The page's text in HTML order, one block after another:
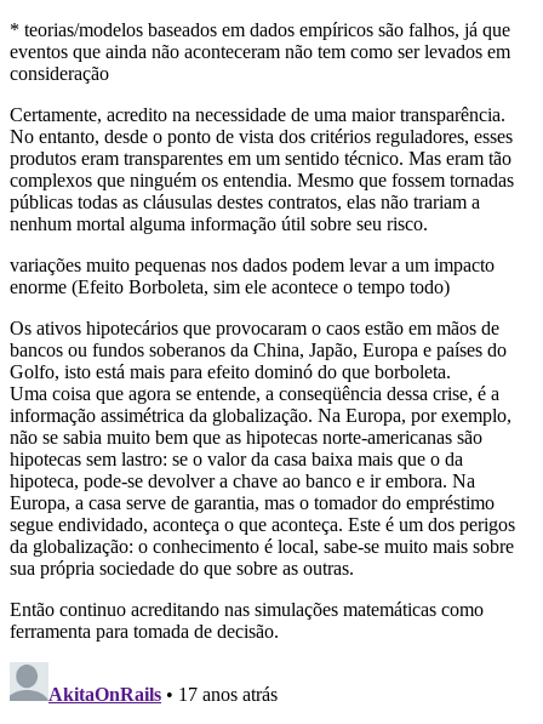
* teorias/modelos baseados em dados empíricos são falhos, já que
eventos que ainda não aconteceram não tem como ser levados em
consideração
Certamente, acredito na necessidade de uma maior transparência.
No entanto, desde o ponto de vista dos critérios reguladores, esses
produtos eram transparentes em um sentido técnico. Mas eram tão
complexos que ninguém os entendia. Mesmo que fossem tornadas
públicas todas as cláusulas destes contratos, elas não trariam a
nenhum mortal alguma informação útil sobre seu risco.
variações muito pequenas nos dados podem levar a um impacto
enorme (Efeito Borboleta, sim ele acontece o tempo todo)
Os ativos hipotecários que provocaram o caos estão em mãos de
bancos ou fundos soberanos da China, Japão, Europa e países do
Golfo, isto está mais para efeito dominó do que borboleta.
Uma coisa que agora se entende, a conseqüência dessa crise, é a
informação assimétrica da globalização. Na Europa, por exemplo,
não se sabia muito bem que as hipotecas norte-americanas são
hipotecas sem lastro: se o valor da casa baixa mais que o da
hipoteca, pode-se devolver a chave ao banco e ir embora. Na
Europa, a casa serve de garantia, mas o tomador do empréstimo
segue endividado, aconteça o que aconteça. Este é um dos perigos
da globalização: o conhecimento é local, sabe-se muito mais sobre
sua própria sociedade do que sobre as outras.
Então continuo acreditando nas simulações matemáticas como
ferramenta para tomada de decisão.
AkitaOnRails • 17 anos atrás